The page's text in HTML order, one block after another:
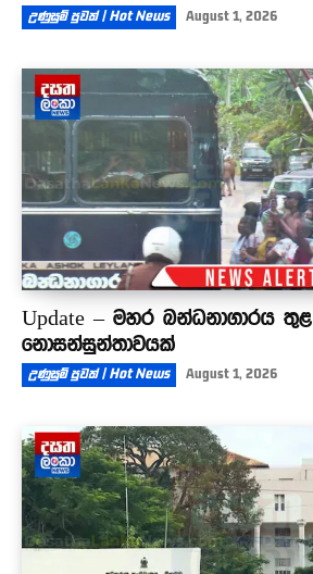
උණුසුම් පුවත් | Hot News August 1, 2026
Update – මහර බන්ධනාගාරය තුළ
නොසන්සුන්තාවයක්
උණුසුම් පුවත් | Hot News August 1, 2026